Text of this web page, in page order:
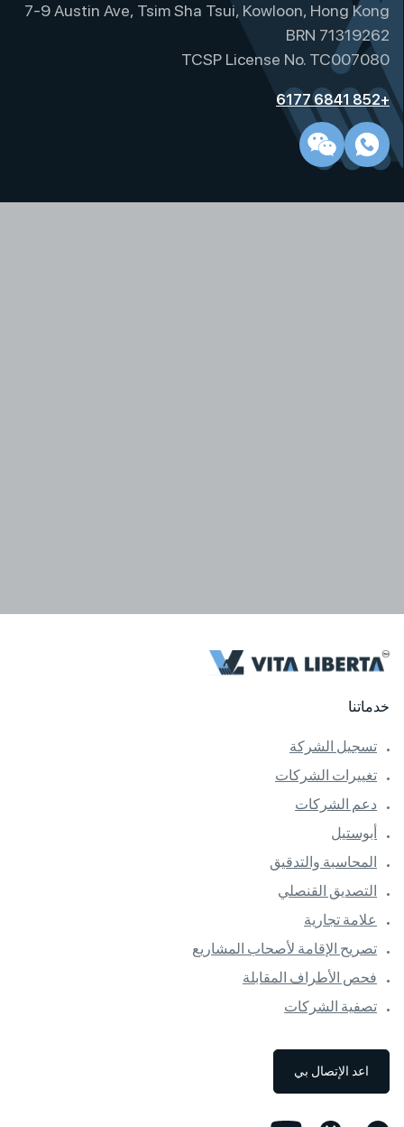
7-9 Austin Ave, Tsim Sha Tsui, Kowloon, Hong Kong
BRN 71319262
TCSP License No. TC007080
+852 6841 6177
خدماتنا
تسجيل الشركة
تغييرات الشركات
دعم الشركات
أبوستيل
المحاسبة والتدقيق
التصديق القنصلي
علامة تجارية
تصريح الإقامة لأصحاب المشاريع
فحص الأطراف المقابلة
تصفية الشركات
اعد الإتصال بي